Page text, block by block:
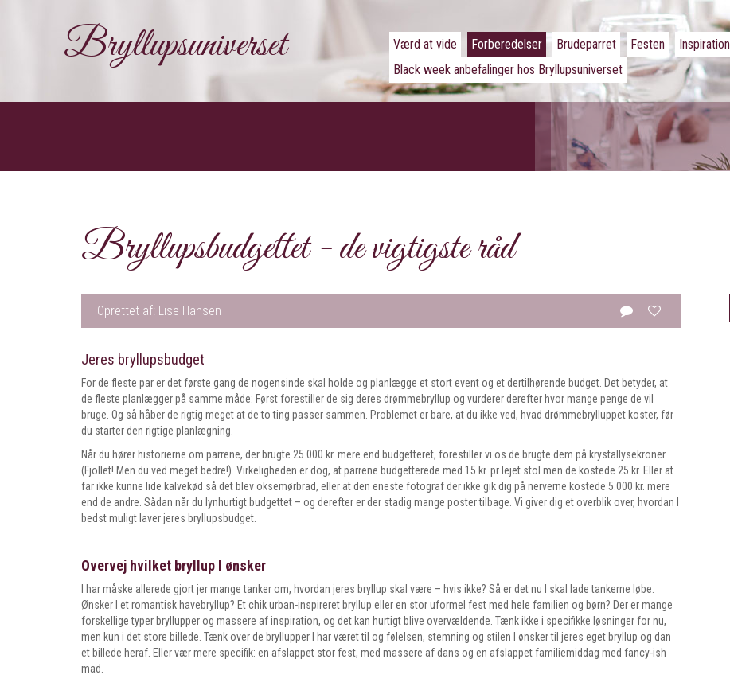
Bryllupsuniverset Værd at vide Forberedelser Brudeparret Festen Inspiration
Black week anbefalinger hos Bryllupsuniverset
Bryllupsbudgettet - de vigtigste råd
Oprettet af: Lise Hansen
Jeres bryllupsbudget
For de fleste par er det første gang de nogensinde skal holde og planlægge et stort event og et dertilhørende budget. Det betyder, at
de fleste planlægger på samme måde: Først forestiller de sig deres drømmebryllup og vurderer derefter hvor mange penge de vil
bruge. Og så håber de rigtig meget at de to ting passer sammen. Problemet er bare, at du ikke ved, hvad drømmebrylluppet koster, før
du starter den rigtige planlægning.
Når du hører historierne om parrene, der brugte 25.000 kr. mere end budgetteret, forestiller vi os de brugte dem på krystallysekroner
(Fjollet! Men du ved meget bedre!). Virkeligheden er dog, at parrene budgetterede med 15 kr. pr lejet stol men de kostede 25 kr. Eller at
far ikke kunne lide kalvekød så det blev oksemørbrad, eller at den eneste fotograf der ikke gik dig på nerverne kostede 5.000 kr. mere
end de andre. Sådan når du lynhurtigt budgettet – og derefter er der stadig mange poster tilbage. Vi giver dig et overblik over, hvordan I
bedst muligt laver jeres bryllupsbudget.
Overvej hvilket bryllup I ønsker
I har måske allerede gjort jer mange tanker om, hvordan jeres bryllup skal være – hvis ikke? Så er det nu I skal lade tankerne løbe.
Ønsker I et romantisk havebryllup? Et chik urban-inspireret bryllup eller en stor uformel fest med hele familien og børn? Der er mange
forskellige typer bryllupper og massere af inspiration, og det kan hurtigt blive overvældende. Tænk ikke i specifikke løsninger for nu,
men kun i det store billede. Tænk over de bryllupper I har været til og følelsen, stemning og stilen I ønsker til jeres eget bryllup og dan
et billede heraf. Eller vær mere specifik: en afslappet stor fest, med massere af dans og en afslappet familiemiddag med fancy-ish
mad.